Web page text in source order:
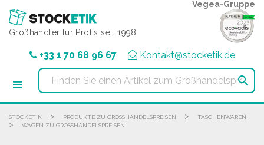
Großhändler für Profis seit 1998
Vegea-Gruppe
+33 1 70 68 96 67 Kontakt@stocketik.de

STOCKETIK > PRODUKTE ZU GROSSHANDELSPREISEN > TASCHENWAREN
> WAGEN ZU GROSSHANDELSPREISEN